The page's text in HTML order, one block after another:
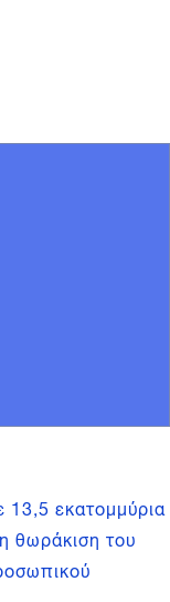
εκατομμύρια
θωράκιση του